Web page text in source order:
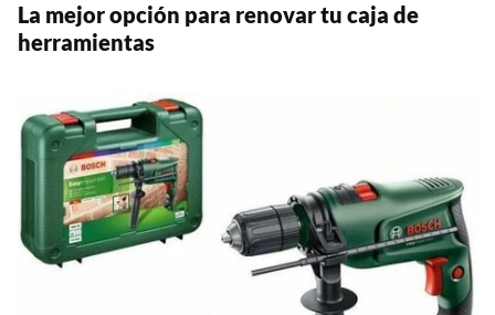
La mejor opción para renovar tu caja de
herramientas